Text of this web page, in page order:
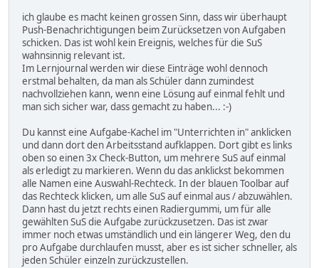
ich glaube es macht keinen grossen Sinn, dass wir überhaupt
Push-Benachrichtigungen beim Zurücksetzen von Aufgaben
schicken. Das ist wohl kein Ereignis, welches für die SuS
wahnsinnig relevant ist.
Im Lernjournal werden wir diese Einträge wohl dennoch
erstmal behalten, da man als Schüler dann zumindest
nachvollziehen kann, wenn eine Lösung auf einmal fehlt und
man sich sicher war, dass gemacht zu haben... :-)
Du kannst eine Aufgabe-Kachel im "Unterrichten in" anklicken
und dann dort den Arbeitsstand aufklappen. Dort gibt es links
oben so einen 3x Check-Button, um mehrere SuS auf einmal
als erledigt zu markieren. Wenn du das anklickst bekommen
alle Namen eine Auswahl-Rechteck. In der blauen Toolbar auf
das Rechteck klicken, um alle SuS auf einmal aus / abzuwählen.
Dann hast du jetzt rechts einen Radiergummi, um für alle
gewählten SuS die Aufgabe zurückzusetzen. Das ist zwar
immer noch etwas umständlich und ein längerer Weg, den du
pro Aufgabe durchlaufen musst, aber es ist sicher schneller, als
jeden Schüler einzeln zurückzustellen.